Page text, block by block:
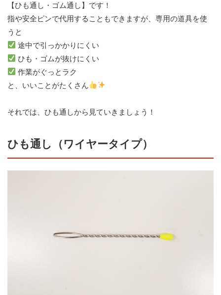
【ひも通し・ゴム通し】です！
指や安全ピンで代用することもできますが、専用の道具を使
うと
途中で引っかかりにくい
ひも・ゴムが抜けにくい
作業がぐっとラク
と、いいことがたくさん
それでは、ひも通しから見ていきましょう！
ひも通し（ワイヤータイプ）